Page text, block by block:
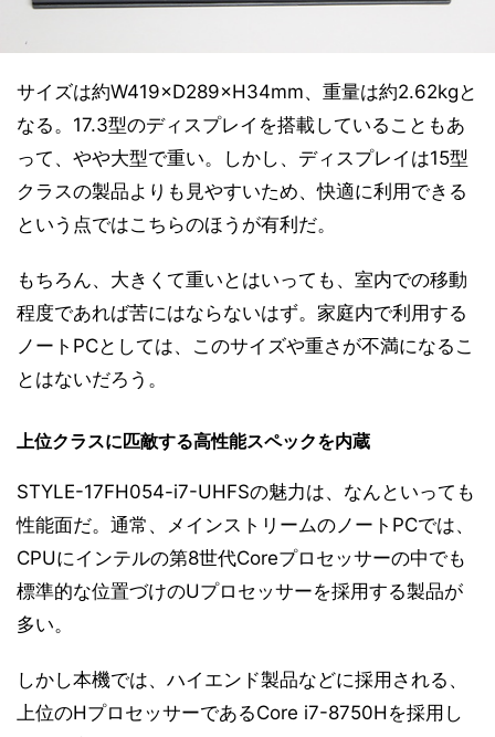
サイズは約W419×D289×H34mm、重量は約2.62kgと
なる。17.3型のディスプレイを搭載していることもあ
って、やや大型で重い。しかし、ディスプレイは15型
クラスの製品よりも見やすいため、快適に利用できる
という点ではこちらのほうが有利だ。
もちろん、大きくて重いとはいっても、室内での移動
程度であれば苦にはならないはず。家庭内で利用する
ノートPCとしては、このサイズや重さが不満になるこ
とはないだろう。
上位クラスに匹敵する高性能スペックを内蔵
STYLE-17FH054-i7-UHFSの魅力は、なんといっても
性能面だ。通常、メインストリームのノートPCでは、
CPUにインテルの第8世代Coreプロセッサーの中でも
標準的な位置づけのUプロセッサーを採用する製品が
多い。
しかし本機では、ハイエンド製品などに採用される、
上位のHプロセッサーであるCore i7-8750Hを採用し